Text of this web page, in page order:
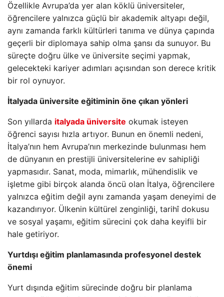
Özellikle Avrupa’da yer alan köklü üniversiteler,
öğrencilere yalnızca güçlü bir akademik altyapı değil,
aynı zamanda farklı kültürleri tanıma ve dünya çapında
geçerli bir diplomaya sahip olma şansı da sunuyor. Bu
süreçte doğru ülke ve üniversite seçimi yapmak,
gelecekteki kariyer adımları açısından son derece kritik
bir rol oynuyor.
İtalyada üniversite eğitiminin öne çıkan yönleri
Son yıllarda italyada üniversite okumak isteyen
öğrenci sayısı hızla artıyor. Bunun en önemli nedeni,
İtalya’nın hem Avrupa’nın merkezinde bulunması hem
de dünyanın en prestijli üniversitelerine ev sahipliği
yapmasıdır. Sanat, moda, mimarlık, mühendislik ve
işletme gibi birçok alanda öncü olan İtalya, öğrencilere
yalnızca eğitim değil aynı zamanda yaşam deneyimi de
kazandırıyor. Ülkenin kültürel zenginliği, tarihî dokusu
ve sosyal yaşamı, eğitim sürecini çok daha keyifli bir
hale getiriyor.
Yurtdışı eğitim planlamasında profesyonel destek
önemi
Yurt dışında eğitim sürecinde doğru bir planlama